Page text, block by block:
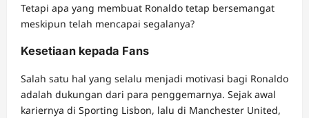
Tetapi apa yang membuat Ronaldo tetap bersemangat
meskipun telah mencapai segalanya?
Kesetiaan kepada Fans
Salah satu hal yang selalu menjadi motivasi bagi Ronaldo
adalah dukungan dari para penggemarnya. Sejak awal
kariernya di Sporting Lisbon, lalu di Manchester United,